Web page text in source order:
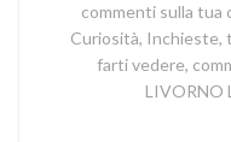
commenti sulla tua
Curiosità,
farti vedere,
LIVORNO